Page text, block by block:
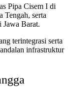
Pipa Cisem I di
Tengah, serta
Jawa Barat.
terintegrasi serta
infrastruktur